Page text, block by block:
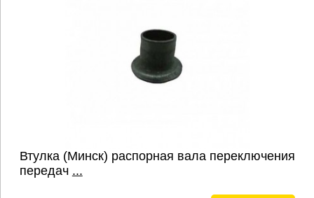
Втулка (Минск) распорная вала переключения
передач ...